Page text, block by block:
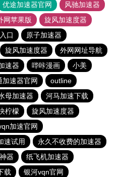
优途加速器官网
风驰加速器
网苹果版
旋风加速度器
口
原子加速器
旋风加速度器
外网网址导航
速器 哔咔漫画
小美
加速器官网
outline
母加速器
河马加速下载
柠檬
旋风加速度器
加速官网
速试用
永久不收费的加速器
器
纸飞机加速器
载 银河vqn官网